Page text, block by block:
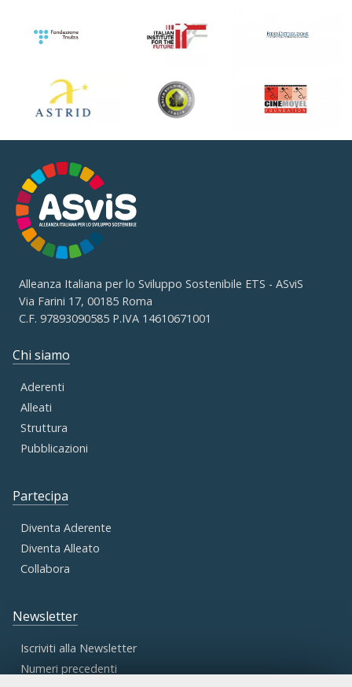
Alleanza Italiana per lo Sviluppo Sostenibile ETS - ASviS
Via Farini 17, 00185 Roma
C.F. 97893090585 P.IVA 14610671001
Chi siamo
Aderenti
Alleati
Struttura
Pubblicazioni
Partecipa
Diventa Aderente
Diventa Alleato
Collabora
Newsletter
Iscriviti alla Newsletter
Numeri precedenti